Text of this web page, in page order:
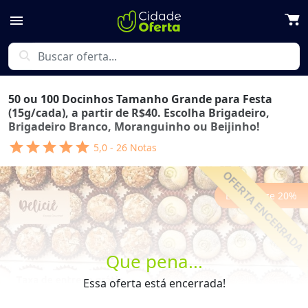
menu
search
Que pena...
Essa oferta está encerrada!
50 ou 100 Docinhos Tamanho Grande para Festa
(15g/cada), a partir de R$40. Escolha Brigadeiro,
Brigadeiro Branco, Moranguinho ou Beijinho!
starstarstarstarstar 5,0 - 26 Notas
Economize 20%